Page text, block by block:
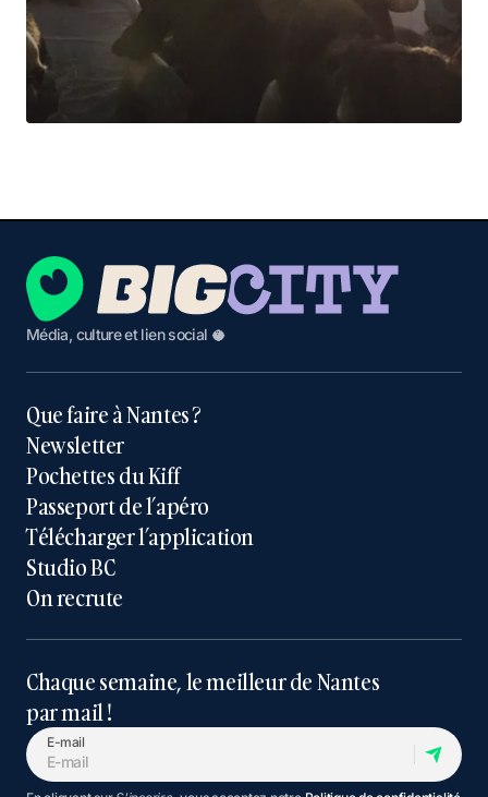
Média, culture et lien social 🥥
Que faire à Nantes ?
Newsletter
Pochettes du Kiff
Passeport de l’apéro
Télécharger l’application
Studio BC
On recrute
Chaque semaine, le meilleur de Nantes
par mail !
E-mail